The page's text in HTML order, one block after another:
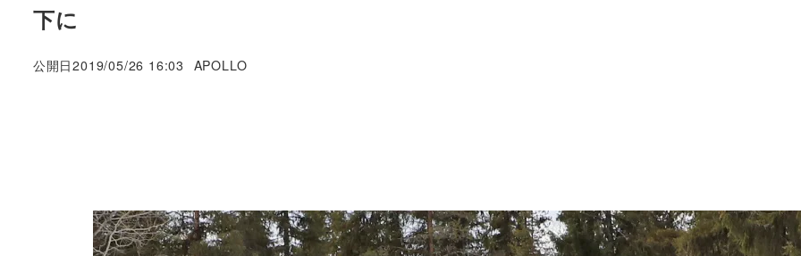
下に
公開日2019/05/26 16:03
著
APOLLO